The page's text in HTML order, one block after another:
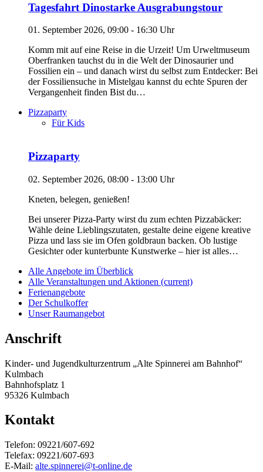
Tagesfahrt Dinostarke Ausgrabungstour
01. September 2026, 09:00 - 16:30 Uhr
Komm mit auf eine Reise in die Urzeit! Um Urweltmuseum
Oberfranken tauchst du in die Welt der Dinosaurier und
Fossilien ein – und danach wirst du selbst zum Entdecker: Bei
der Fossiliensuche in Mistelgau kannst du echte Spuren der
Vergangenheit finden Bist du…
Pizzaparty
Für Kids
Pizzaparty
02. September 2026, 08:00 - 13:00 Uhr
Kneten, belegen, genießen!
Bei unserer Pizza-Party wirst du zum echten Pizzabäcker:
Wähle deine Lieblingszutaten, gestalte deine eigene kreative
Pizza und lass sie im Ofen goldbraun backen. Ob lustige
Gesichter oder kunterbunte Kunstwerke – hier ist alles…
Alle Angebote im Überblick
Alle Veranstaltungen und Aktionen (current)
Ferienangebote
Der Schulkoffer
Unser Raumangebot
Anschrift
Kinder- und Jugendkulturzentrum „Alte Spinnerei am Bahnhof“
Kulmbach
Bahnhofsplatz 1
95326 Kulmbach
Kontakt
Telefon: 09221/607-692
Telefax: 09221/607-693
E-Mail: alte.spinnerei@t-online.de